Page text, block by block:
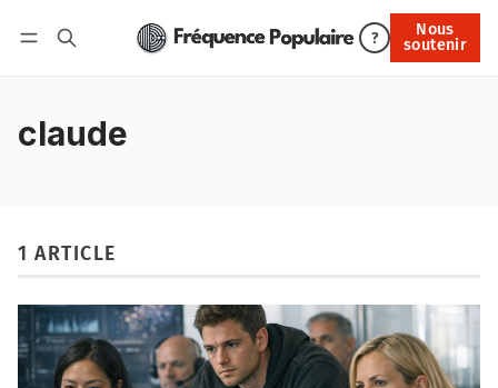
?
Nous
soutenir
Nous soutenir
claude
1 ARTICLE